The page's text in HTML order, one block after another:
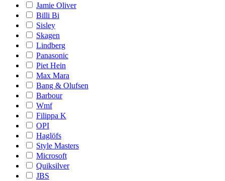
Jamie Oliver
Billi Bi
Sisley
Skagen
Lindberg
Panasonic
Piet Hein
Max Mara
Bang & Olufsen
Barbour
Wmf
Filippa K
OPI
Haglöfs
Style Masters
Microsoft
Quiksilver
JBS